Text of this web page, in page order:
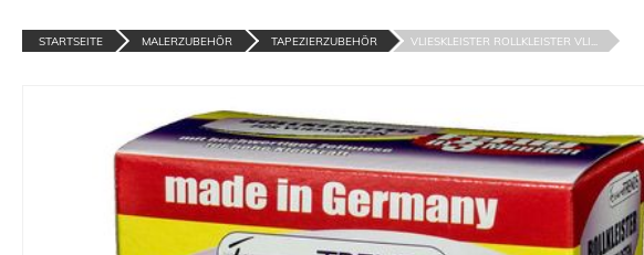
STARTSEITE MALERZUBEHÖR TAPEZIERZUBEHÖR VLIESKLEISTER ROLLKLEISTER VLI...